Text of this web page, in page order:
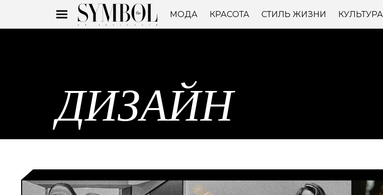
МОДА КРАСОТА СТИЛЬ ЖИЗНИ КУЛЬТУРА
ДИЗАЙН